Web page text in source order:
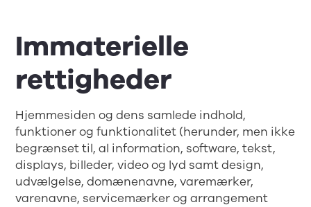
Immaterielle
rettigheder
Hjemmesiden og dens samlede indhold,
funktioner og funktionalitet (herunder, men ikke
begrænset til, al information, software, tekst,
displays, billeder, video og lyd samt design,
udvælgelse, domænenavne, varemærker,
varenavne, servicemærker og arrangement